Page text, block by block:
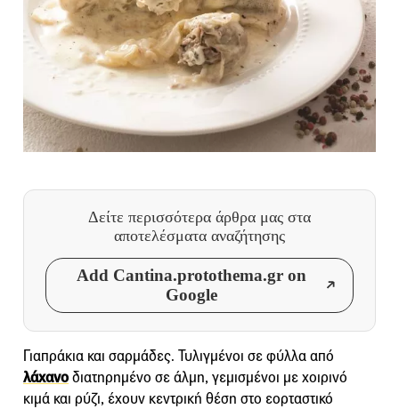
Δείτε περισσότερα άρθρα μας στα
αποτελέσματα αναζήτησης
Add Cantina.protothema.gr on
Google
Γιαπράκια και σαρμάδες. Τυλιγμένοι σε φύλλα από
λάχανοδιατηρημένο σε άλμη, γεμισμένοι με χοιρινό
κιμά και ρύζι, έχουν κεντρική θέση στο εορταστικό